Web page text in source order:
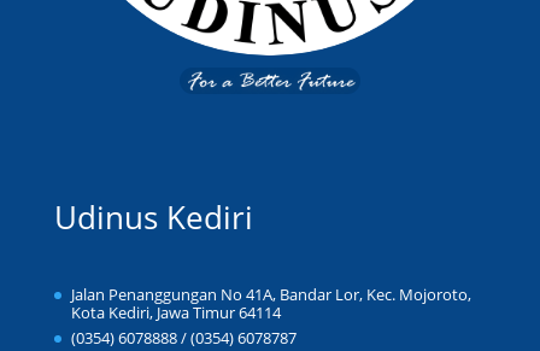
Udinus Kediri
Jalan Penanggungan No 41A, Bandar Lor, Kec. Mojoroto,
Kota Kediri, Jawa Timur 64114
(0354) 6078888 / (0354) 6078787